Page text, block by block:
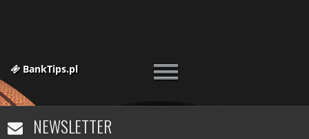
BankTips.pl
NEWSLETTER